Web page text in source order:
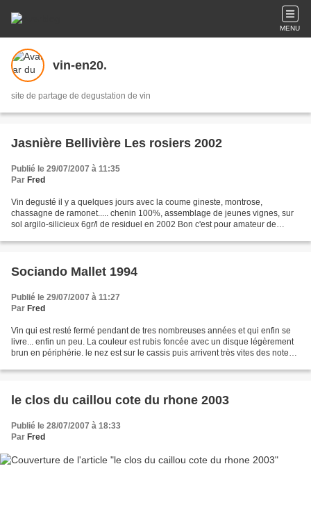
MENU
vin-en20.
site de partage de degustation de vin
Jasnière Bellivière Les rosiers 2002
Publié le 29/07/2007 à 11:35
Par Fred
Vin degusté il y a quelques jours avec la coume gineste, montrose,
chassagne de ramonet..... chenin 100%, assemblage de jeunes vignes, sur
sol argilo-silicieux 6gr/l de residuel en 2002 Bon c'est pour amateur de
Sociando Mallet 1994
Publié le 29/07/2007 à 11:27
Par Fred
Vin qui est resté fermé pendant de tres nombreuses années et qui enfin se
livre... enfin un peu. La couleur est rubis foncée avec un disque légèrement
brun en périphérie. le nez est sur le cassis puis arrivent très vites des notes
le clos du caillou cote du rhone 2003
Publié le 28/07/2007 à 18:33
Par Fred